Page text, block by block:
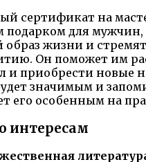
сертификат на
подарком для
жизни и
Он поможет им
и приобрести новые
значимым и
его особенным на
интересам